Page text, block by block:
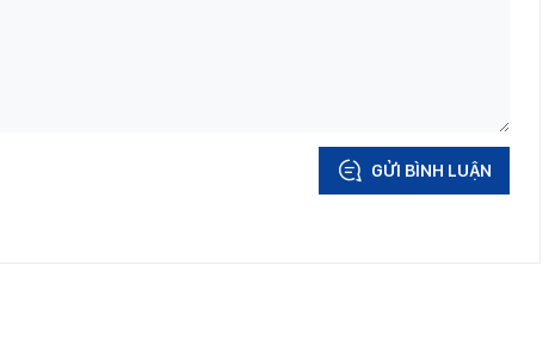
GỬI BÌNH LUẬN